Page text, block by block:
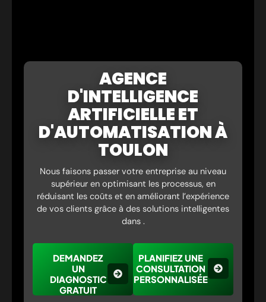
AGENCE
D'INTELLIGENCE
ARTIFICIELLE ET
D'AUTOMATISATION À
TOULON
Nous faisons passer votre entreprise au niveau
supérieur en optimisant les processus, en
réduisant les coûts et en améliorant l’expérience
de vos clients grâce à des solutions intelligentes
dans .
DEMANDEZ
UN
DIAGNOSTIC
GRATUIT
PLANIFIEZ UNE
CONSULTATION
PERSONNALISÉE